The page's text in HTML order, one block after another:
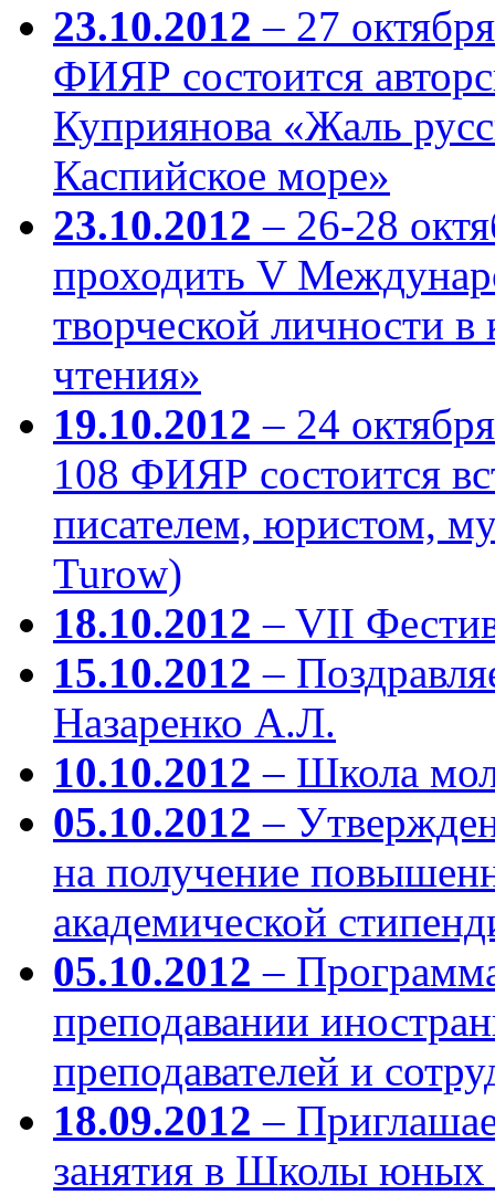
23.10.2012 – 27
ФИЯР состоится
Куприянова «Жаль
Каспийское море»
23.10.2012 – 26-28
проходить V
творческой личности
чтения»
19.10.2012 – 24
108 ФИЯР состоится
писателем, юристом,
Turow)
18.10.2012 – VII
15.10.2012 –
Назаренко А.Л.
10.10.2012 – Школа
05.10.2012 –
на получение
академической
05.10.2012 –
преподавании
преподавателей и
18.09.2012 –
занятия в Школы юных